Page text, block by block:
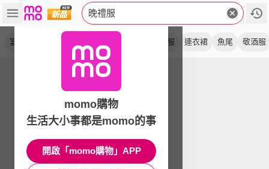
晚禮服
宴會 演出服 連衣裙 魚尾 敬酒服
momo購物
生活大小事都是momo的事
開啟「momo購物」APP